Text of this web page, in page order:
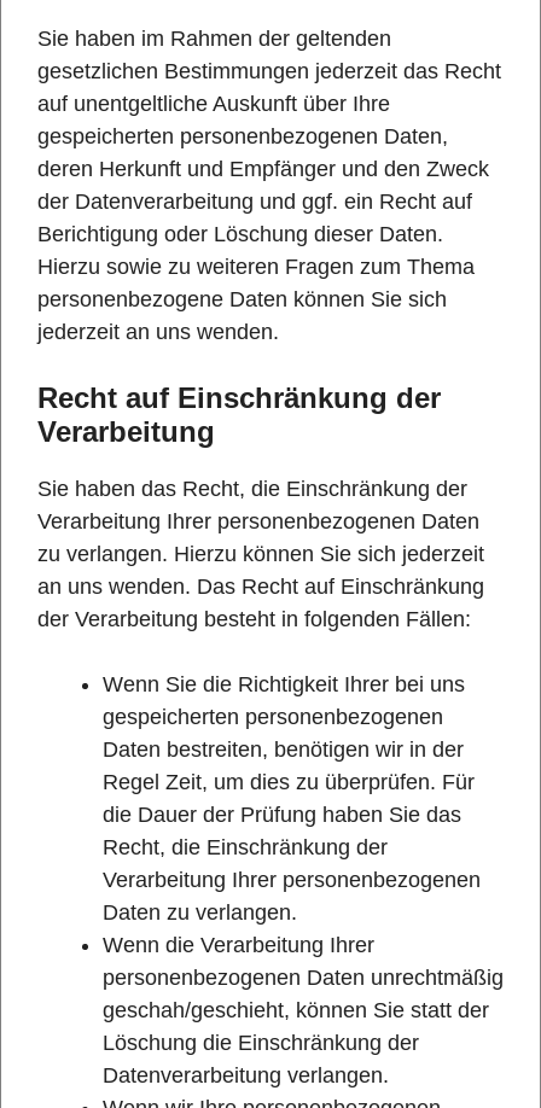
Sie haben im Rahmen der geltenden
gesetzlichen Bestimmungen jederzeit das Recht
auf unentgeltliche Auskunft über Ihre
gespeicherten personenbezogenen Daten,
deren Herkunft und Empfänger und den Zweck
der Datenverarbeitung und ggf. ein Recht auf
Berichtigung oder Löschung dieser Daten.
Hierzu sowie zu weiteren Fragen zum Thema
personenbezogene Daten können Sie sich
jederzeit an uns wenden.
Recht auf Einschränkung der
Verarbeitung
Sie haben das Recht, die Einschränkung der
Verarbeitung Ihrer personenbezogenen Daten
zu verlangen. Hierzu können Sie sich jederzeit
an uns wenden. Das Recht auf Einschränkung
der Verarbeitung besteht in folgenden Fällen:
Wenn Sie die Richtigkeit Ihrer bei uns
gespeicherten personenbezogenen
Daten bestreiten, benötigen wir in der
Regel Zeit, um dies zu überprüfen. Für
die Dauer der Prüfung haben Sie das
Recht, die Einschränkung der
Verarbeitung Ihrer personenbezogenen
Daten zu verlangen.
Wenn die Verarbeitung Ihrer
personenbezogenen Daten unrechtmäßig
geschah/geschieht, können Sie statt der
Löschung die Einschränkung der
Datenverarbeitung verlangen.